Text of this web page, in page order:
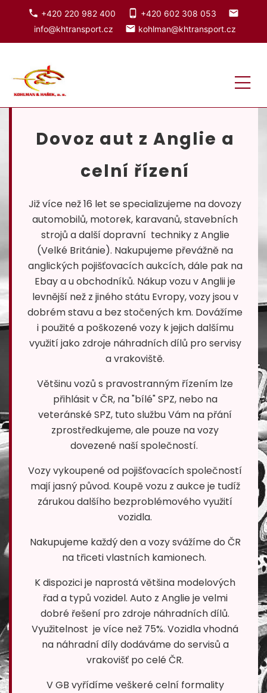
Dovoz aut z Anglie a
celní řízení
Již více než 16 let se specializujeme na dovozy
automobilů, motorek, karavanů, stavebních
strojů a další dopravní techniky z Anglie
(Velké Británie). Nakupujeme převážně na
anglických pojišťovacích aukcích, dále pak na
Ebay a u obchodníků. Nákup vozu v Anglii je
levnější než z jiného státu Evropy, vozy jsou v
dobrém stavu a bez stočených km. Dovážíme
i použité a poškozené vozy k jejich dalšímu
využití jako zdroje náhradních dílů pro servisy
a vrakoviště.
Většinu vozů s pravostranným řízením lze
přihlásit v ČR, na "bílé" SPZ, nebo na
veteránské SPZ, tuto službu Vám na přání
zprostředkujeme, ale pouze na vozy
dovezené naší společností.
Vozy vykoupené od pojišťovacích společností
mají jasný původ. Koupě vozu z aukce je tudíž
zárukou dalšího bezproblémového využití
vozidla.
Nakupujeme každý den a vozy svážíme do ČR
na třiceti vlastních kamionech.
K dispozici je naprostá většina modelových
řad a typů vozidel. Auto z Anglie je velmi
dobré řešení pro zdroje náhradních dílů.
Využitelnost je více než 75%. Vozidla vhodná
na náhradní díly dodáváme do servisů a
vrakovišť po celé ČR.
V GB vyřídíme veškeré celní formality
phone +420 220 982 400 phone_android +420 602 308 053 local_post_office
info@khtransport.cz local_post_office kohlman@khtransport.cz